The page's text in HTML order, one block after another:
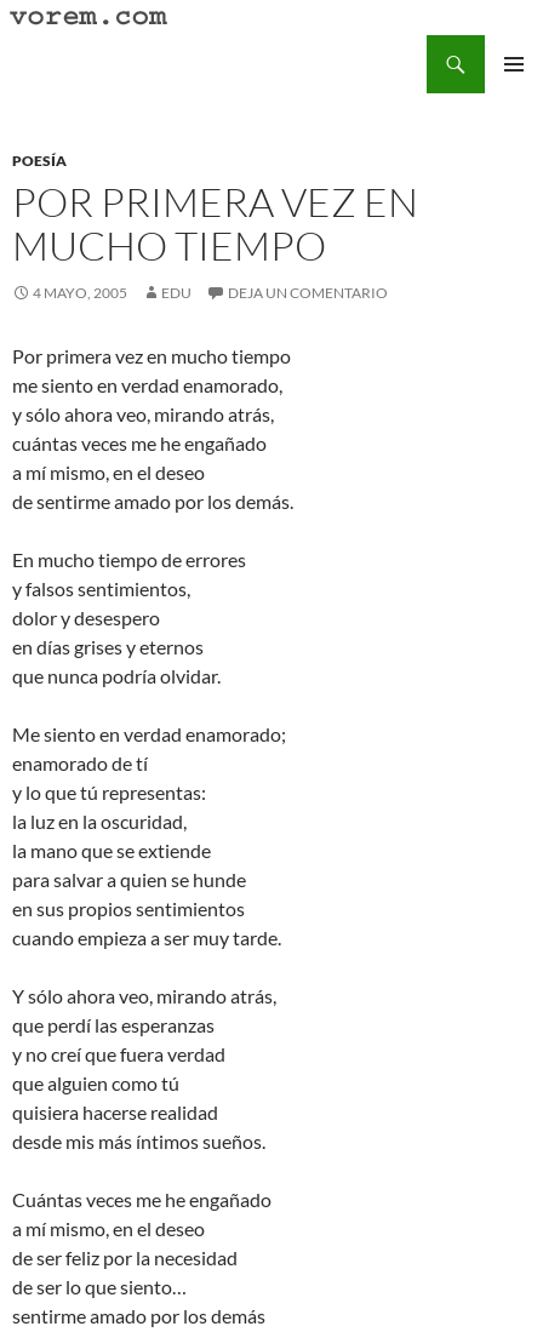
Saltar
POESÍA
POR PRIMERA VEZ EN
MUCHO TIEMPO
4 MAYO, 2005 EDU DEJA UN COMENTARIO
Por primera vez en mucho tiempo
me siento en verdad enamorado,
y sólo ahora veo, mirando atrás,
cuántas veces me he engañado
a mí mismo, en el deseo
de sentirme amado por los demás.
En mucho tiempo de errores
y falsos sentimientos,
dolor y desespero
en días grises y eternos
que nunca podría olvidar.
Me siento en verdad enamorado;
enamorado de tí
y lo que tú representas:
la luz en la oscuridad,
la mano que se extiende
para salvar a quien se hunde
en sus propios sentimientos
cuando empieza a ser muy tarde.
Y sólo ahora veo, mirando atrás,
que perdí las esperanzas
y no creí que fuera verdad
que alguien como tú
quisiera hacerse realidad
desde mis más íntimos sueños.
Cuántas veces me he engañado
a mí mismo, en el deseo
de ser feliz por la necesidad
de ser lo que siento…
sentirme amado por los demás